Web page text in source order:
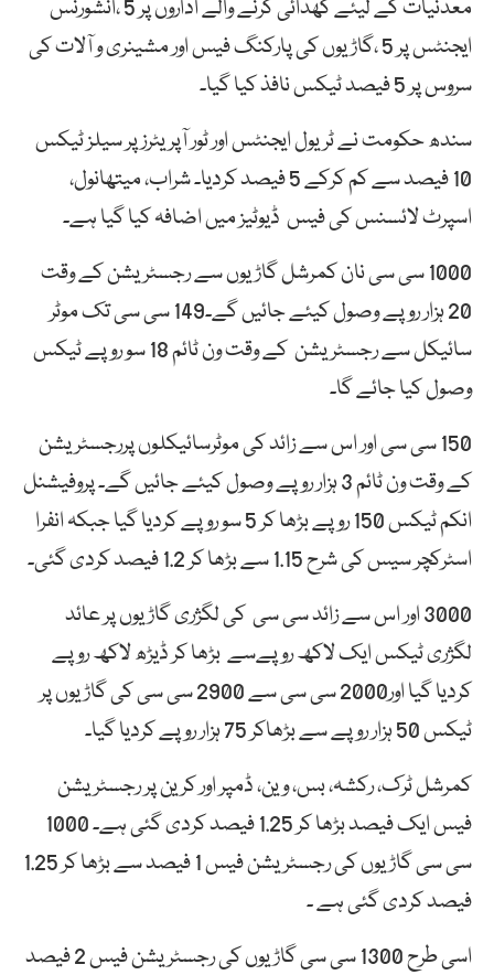
معدنیات کے لیئے کھدائی کرنے والے اداروں پر 5 ،انشورنس
ایجنٹس پر 5 ،گاڑیوں کی پارکنگ فیس اور مشینری و آلات کی
سروس پر 5 فیصد ٹیکس نافذ کیا گیا۔
سندھ حکومت نے ٹریول ایجنٹس اور ٹور آپریٹرز پر سیلز ٹیکس
10 فیصد سے کم کرکے 5 فیصد کردیا۔ شراب، میتھانول،
اسپرٹ لائسنس کی فیس ڈیوٹیز میں اضافہ کیا گیا ہے۔
1000 سی سی نان کمرشل گاڑیوں سے رجسٹریشن کے وقت
20 ہزار روپے وصول کیئے جائیں گے۔149 سی سی تک موٹر
سائیکل سے رجسٹریشن کے وقت ون ٹائم 18 سو روپے ٹیکس
وصول کیا جائے گا۔
150 سی سی اور اس سے زائد کی موٹرسائیکلوں پررجسٹریشن
کے وقت ون ٹائم 3 ہزار روپے وصول کیئے جائیں گے۔ پروفیشنل
انکم ٹیکس 150 روپے بڑھا کر 5 سو روپے کردیا گیا جبکہ انفرا
اسٹرکچر سیس کی شرح 1.15 سے بڑھا کر 1.2 فیصد کردی گئی۔
3000 اور اس سے زائد سی سی کی لگژری گاڑیوں پر عائد
لگژری ٹیکس ایک لاکھ روپےسے بڑھا کر ڈیڑھ لاکھ روپے
کردیا گیا اور2000 سی سی سے 2900 سی سی کی گاڑیوں پر
ٹیکس 50 ہزار روپے سے بڑھاکر 75 ہزار روپے کردیا گیا۔
کمرشل ٹرک، رکشہ، بس، وین، ڈمپر اور کرین پر رجسٹریشن
فیس ایک فیصد بڑھا کر 1.25 فیصد کردی گئی ہے۔ 1000
سی سی گاڑیوں کی رجسٹریشن فیس 1 فیصد سے بڑھا کر 1.25
فیصد کردی گئی ہے ۔
اسی طرح 1300 سی سی گاڑیوں کی رجسٹریشن فیس 2 فیصد